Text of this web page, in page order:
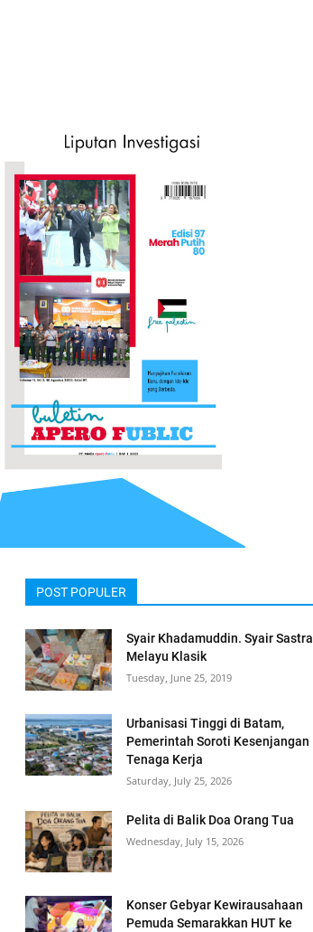
POST POPULER
Syair Khadamuddin. Syair Sastra
Melayu Klasik
Tuesday, June 25, 2019
Urbanisasi Tinggi di Batam,
Pemerintah Soroti Kesenjangan
Tenaga Kerja
Saturday, July 25, 2026
Pelita di Balik Doa Orang Tua
Wednesday, July 15, 2026
Konser Gebyar Kewirausahaan
Pemuda Semarakkan HUT ke